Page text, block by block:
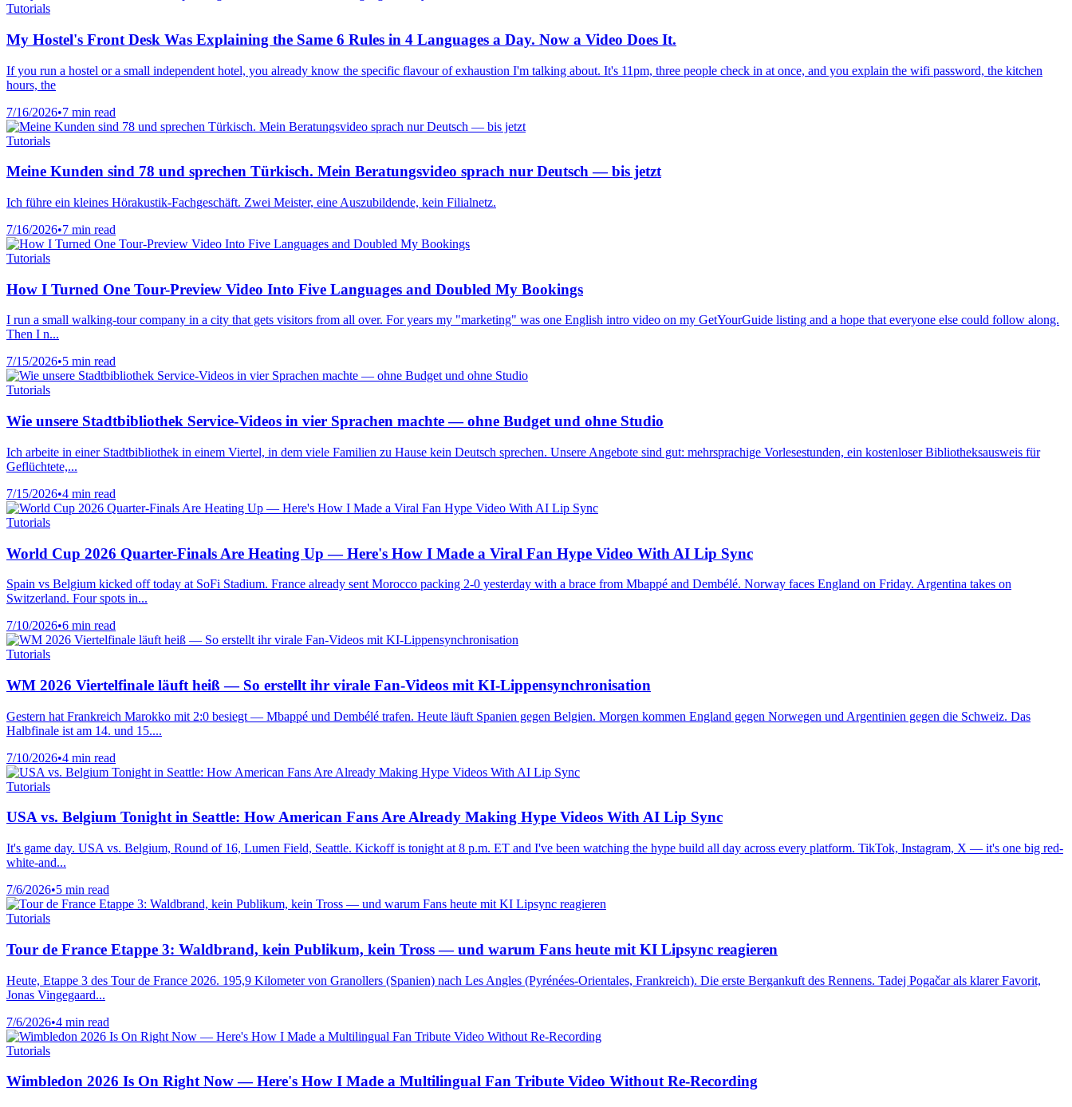
Tutorials
My Hostel's Front Desk Was Explaining the Same 6 Rules in 4 Languages a Day. Now a Video Does It.
If you run a hostel or a small independent hotel, you already know the specific flavour of exhaustion I'm talking about. It's 11pm, three people check in at once, and you explain the wifi password, the kitchen
hours, the
7/16/2026•7 min read
Tutorials
Meine Kunden sind 78 und sprechen Türkisch. Mein Beratungsvideo sprach nur Deutsch — bis jetzt
Ich führe ein kleines Hörakustik-Fachgeschäft. Zwei Meister, eine Auszubildende, kein Filialnetz.
7/16/2026•7 min read
Tutorials
How I Turned One Tour-Preview Video Into Five Languages and Doubled My Bookings
I run a small walking-tour company in a city that gets visitors from all over. For years my "marketing" was one English intro video on my GetYourGuide listing and a hope that everyone else could follow along.
Then I n...
7/15/2026•5 min read
Tutorials
Wie unsere Stadtbibliothek Service-Videos in vier Sprachen machte — ohne Budget und ohne Studio
Ich arbeite in einer Stadtbibliothek in einem Viertel, in dem viele Familien zu Hause kein Deutsch sprechen. Unsere Angebote sind gut: mehrsprachige Vorlesestunden, ein kostenloser Bibliotheksausweis für
Geflüchtete,...
7/15/2026•4 min read
Tutorials
World Cup 2026 Quarter-Finals Are Heating Up — Here's How I Made a Viral Fan Hype Video With AI Lip Sync
Spain vs Belgium kicked off today at SoFi Stadium. France already sent Morocco packing 2-0 yesterday with a brace from Mbappé and Dembélé. Norway faces England on Friday. Argentina takes on
Switzerland. Four spots in...
7/10/2026•6 min read
Tutorials
WM 2026 Viertelfinale läuft heiß — So erstellt ihr virale Fan-Videos mit KI-Lippensynchronisation
Gestern hat Frankreich Marokko mit 2:0 besiegt — Mbappé und Dembélé trafen. Heute läuft Spanien gegen Belgien. Morgen kommen England gegen Norwegen und Argentinien gegen die Schweiz. Das
Halbfinale ist am 14. und 15....
7/10/2026•4 min read
Tutorials
USA vs. Belgium Tonight in Seattle: How American Fans Are Already Making Hype Videos With AI Lip Sync
It's game day. USA vs. Belgium, Round of 16, Lumen Field, Seattle. Kickoff is tonight at 8 p.m. ET and I've been watching the hype build all day across every platform. TikTok, Instagram, X — it's one big red-
white-and...
7/6/2026•5 min read
Tutorials
Tour de France Etappe 3: Waldbrand, kein Publikum, kein Tross — und warum Fans heute mit KI Lipsync reagieren
Heute, Etappe 3 des Tour de France 2026. 195,9 Kilometer von Granollers (Spanien) nach Les Angles (Pyrénées-Orientales, Frankreich). Die erste Bergankuft des Rennens. Tadej Pogačar als klarer Favorit,
Jonas Vingegaard...
7/6/2026•4 min read
Tutorials
Wimbledon 2026 Is On Right Now — Here's How I Made a Multilingual Fan Tribute Video Without Re-Recording